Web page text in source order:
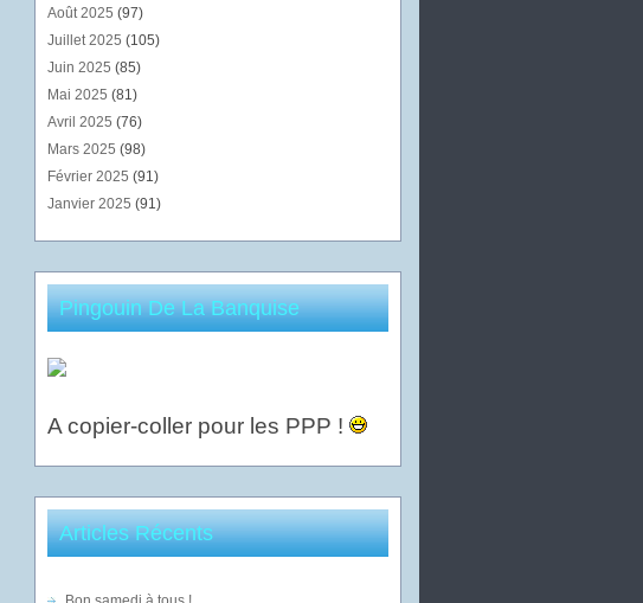
Août 2025 (97)
Juillet 2025 (105)
Juin 2025 (85)
Mai 2025 (81)
Avril 2025 (76)
Mars 2025 (98)
Février 2025 (91)
Janvier 2025 (91)
Pingouin De La Banquise
A copier-coller pour les PPP !
Articles Récents